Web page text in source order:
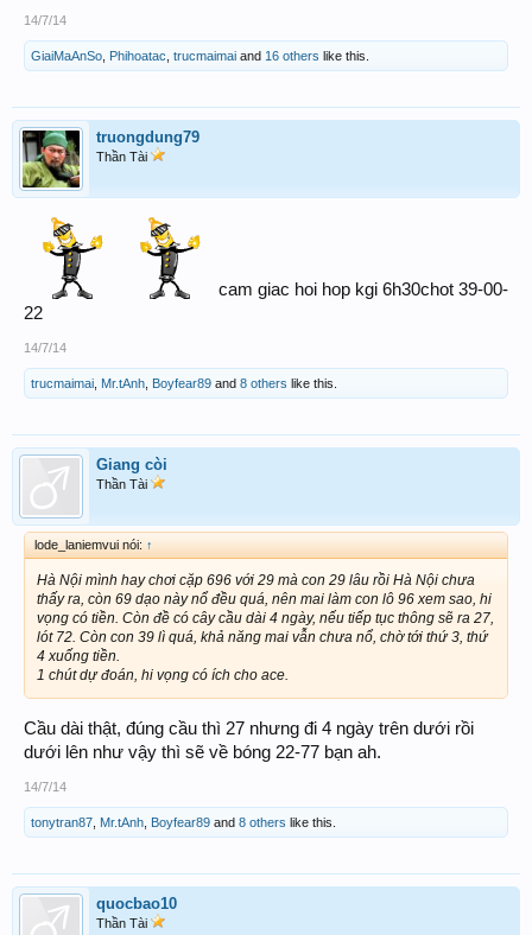
14/7/14
GiaiMaAnSo Phihoatac trucmaimai and 16 others like this.
truongdung79
Thần Tài
cam giac hoi hop kgi 6h30chot 39-00-
22
14/7/14
trucmaimai Mr.tAnh Boyfear89 and 8 others like this.
Giang còi
Thần Tài
lode_laniemvui nói: ↑
Hà Nội mình hay chơi cặp 696 với 29 mà con 29 lâu rồi Hà Nội chưa
thấy ra, còn 69 dạo này nổ đều quá, nên mai làm con lô 96 xem sao, hi
vọng có tiền. Còn đề có cây cầu dài 4 ngày, nếu tiếp tục thông sẽ ra 27,
lót 72. Còn con 39 lì quá, khả năng mai vẫn chưa nổ, chờ tới thứ 3, thứ
4 xuống tiền.
1 chút dự đoán, hi vọng có ích cho ace.
Cầu dài thật, đúng cầu thì 27 nhưng đi 4 ngày trên dưới rồi
dưới lên như vậy thì sẽ về bóng 22-77 bạn ah.
14/7/14
tonytran87 Mr.tAnh Boyfear89 and 8 others like this.
quocbao10
Thần Tài